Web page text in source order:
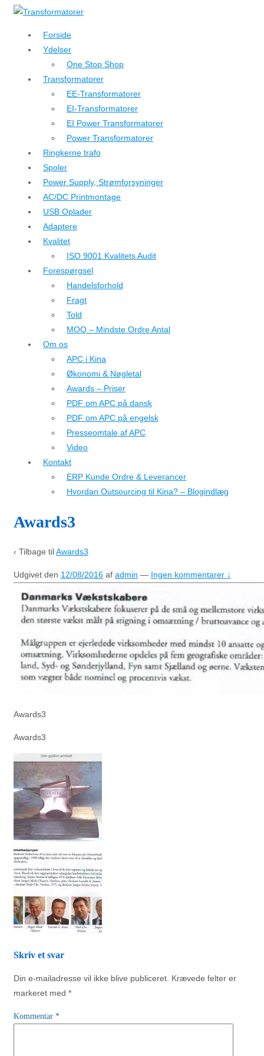
↓
hovedindhold
Forside
Ydelser
One Stop Shop
Transformatorer
EE-Transformatorer
EI-Transformatorer
EI Power Transformatorer
Power Transformatorer
Ringkerne trafo
Spoler
Power Supply, Strømforsyninger
AC/DC Printmontage
USB Oplader
Adaptere
Kvalitet
ISO 9001 Kvalitets Audit
Forespørgsel
Handelsforhold
Fragt
Told
MOQ – Mindste Ordre Antal
Om os
APC i Kina
Økonomi & Nøgletal
Awards – Priser
PDF om APC på dansk
PDF om APC på engelsk
Presseomtale af APC
Video
Kontakt
ERP Kunde Ordre & Leverancer
Hvordan Outsourcing til Kina? – Blogindlæg
Awards3
‹ Tilbage tilAwards3
Udgivet den 12/08/2016 af admin — Ingen kommentarer ↓
Awards3
Awards3
Skriv et svar
Din e-mailadresse vil ikke blive publiceret. Krævede felter er
markeret med *
Kommentar *